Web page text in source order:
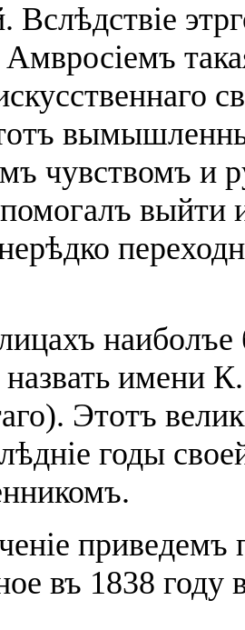
Вслѣдствiе
Амвросiемъ
чувствомъ и
выйти
назвать имени
Этотъ
годы
приведемъ
въ 1838